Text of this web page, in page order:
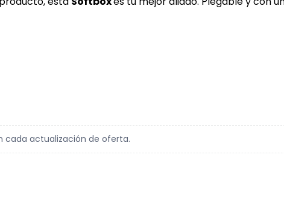
cada actualización de oferta.